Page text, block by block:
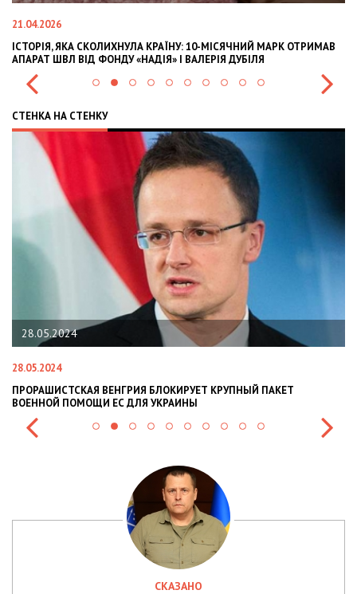
21.04.2026
ІСТОРІЯ, ЯКА СКОЛИХНУЛА КРАЇНУ: 10-МІСЯЧНИЙ МАРК ОТРИМАВ
АПАРАТ ШВЛ ВІД ФОНДУ «НАДІЯ» І ВАЛЕРІЯ ДУБІЛЯ
СТЕНКА НА СТЕНКУ
28.05.2024
28.05.2024
ПРОРАШИСТСКАЯ ВЕНГРИЯ БЛОКИРУЕТ КРУПНЫЙ ПАКЕТ
ВОЕННОЙ ПОМОЩИ ЕС ДЛЯ УКРАИНЫ
СКАЗАНО